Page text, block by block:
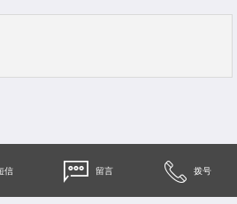
信 留言 拨号